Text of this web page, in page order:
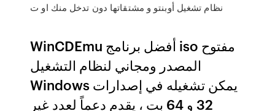
نظام تشغيل أوبنتو و مشتقاتها دون تدخل منك او ت
WinCDEmu أفضل برنامج iso مفتوح
المصدر ومجاني لنظام التشغيل
Windows يمكن تشغيله في إصدارات
32 و 64 بت ، يقدم دعماً لعدد غير